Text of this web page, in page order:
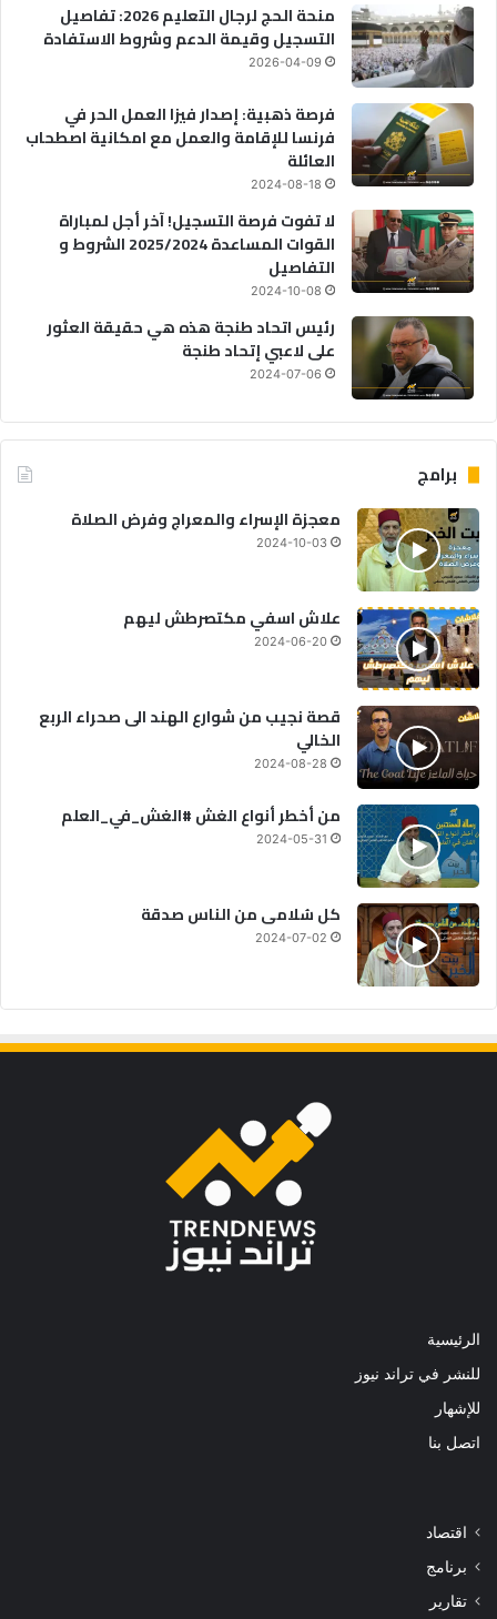
منحة الحج لرجال التعليم 2026: تفاصيل
التسجيل وقيمة الدعم وشروط الاستفادة
2026-04-09
فرصة ذهبية: إصدار فيزا العمل الحر في
فرنسا للإقامة والعمل مع امكانية اصطحاب
العائلة
2024-08-18
لا تفوت فرصة التسجيل! آخر أجل لمباراة
القوات المساعدة 2025/2024 الشروط و
التفاصيل
2024-10-08
رئيس اتحاد طنجة هذه هي حقيقة العثور
على لاعبي إتحاد طنجة
2024-07-06
برامج
معجزة الإسراء والمعراج وفرض الصلاة
2024-10-03
علاش اسفي مكتصرطش ليهم
2024-06-20
قصة نجيب من شوارع الهند الى صحراء الربع
الخالي
2024-08-28
من أخطر أنواع الغش #الغش_في_العلم
2024-05-31
كل سُلامى من الناس صدقة
2024-07-02
الرئيسية
للنشر في تراند نيوز
للإشهار
اتصل بنا
اقتصاد
برنامج
تقارير